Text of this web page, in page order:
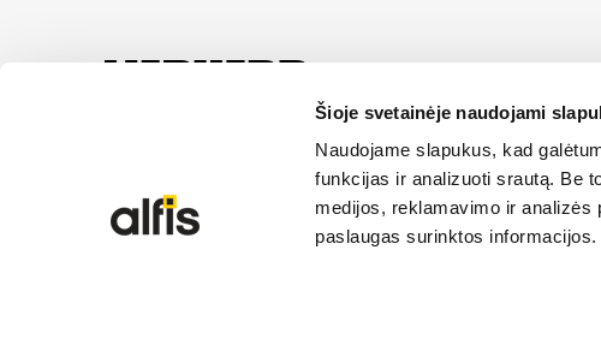
Šioje svetainėje naudojami
Naudojame slapukus, kad
funkcijas ir analizuoti srautą. Be
medijos, reklamavimo ir analizės
paslaugas surinktos informacijos.
paslaugas ir sprendimus